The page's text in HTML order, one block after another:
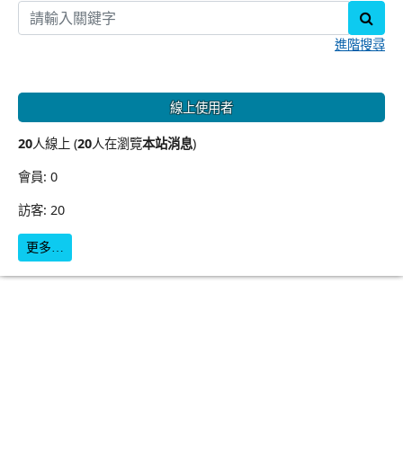
進階搜尋
線上使用者
20人線上 (20人在瀏覽本站消息)
會員: 0
訪客: 20
更多…